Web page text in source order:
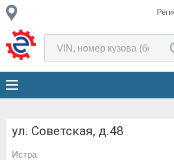
ул. Советская, д.48
Истра